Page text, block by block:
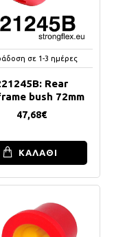
σε 1-3 ημέρες
Rear
bush 72mm
47,68€
ΚΑΛΑΘΙ